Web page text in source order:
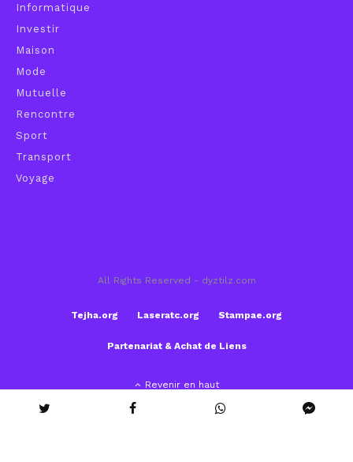
Informatique
Investir
Maison
Mode
Mutuelle
Rencontre
Sport
Transport
Voyage
All Rights Reserved - dyztilz.com
Tejha.org Laseratc.org Stampae.org
Partenariat & Achat de Liens
Revenir en haut